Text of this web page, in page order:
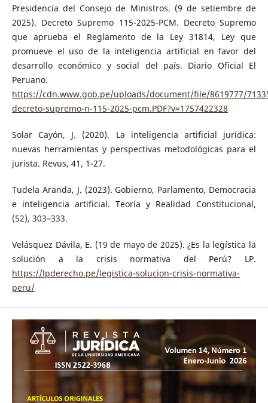
Presidencia del Consejo de Ministros. (9 de setiembre de
2025). Decreto Supremo 115-2025-PCM. Decreto Supremo
que aprueba el Reglamento de la Ley 31814, Ley que
promueve el uso de la inteligencia artificial en favor del
desarrollo económico y social del país. Diario Oficial El
Peruano.
https://cdn.www.gob.pe/uploads/document/file/8619777/
decreto-supremo-n-115-2025-pcm.PDF?v=1757422328
Solar Cayón, J. (2020). La inteligencia artificial jurídica:
nuevas herramientas y perspectivas metodológicas para el
jurista. Revus, 41, 1-27.
Tudela Aranda, J. (2023). Gobierno, Parlamento, Democracia
e inteligencia artificial. Teoría y Realidad Constitucional,
(52), 303–333.
Velásquez Dávila, E. (19 de mayo de 2025). ¿Es la legística la
solución a la crisis normativa del Perú? LP.
https://lpderecho.pe/legistica-solucion-crisis-normativa-
peru/